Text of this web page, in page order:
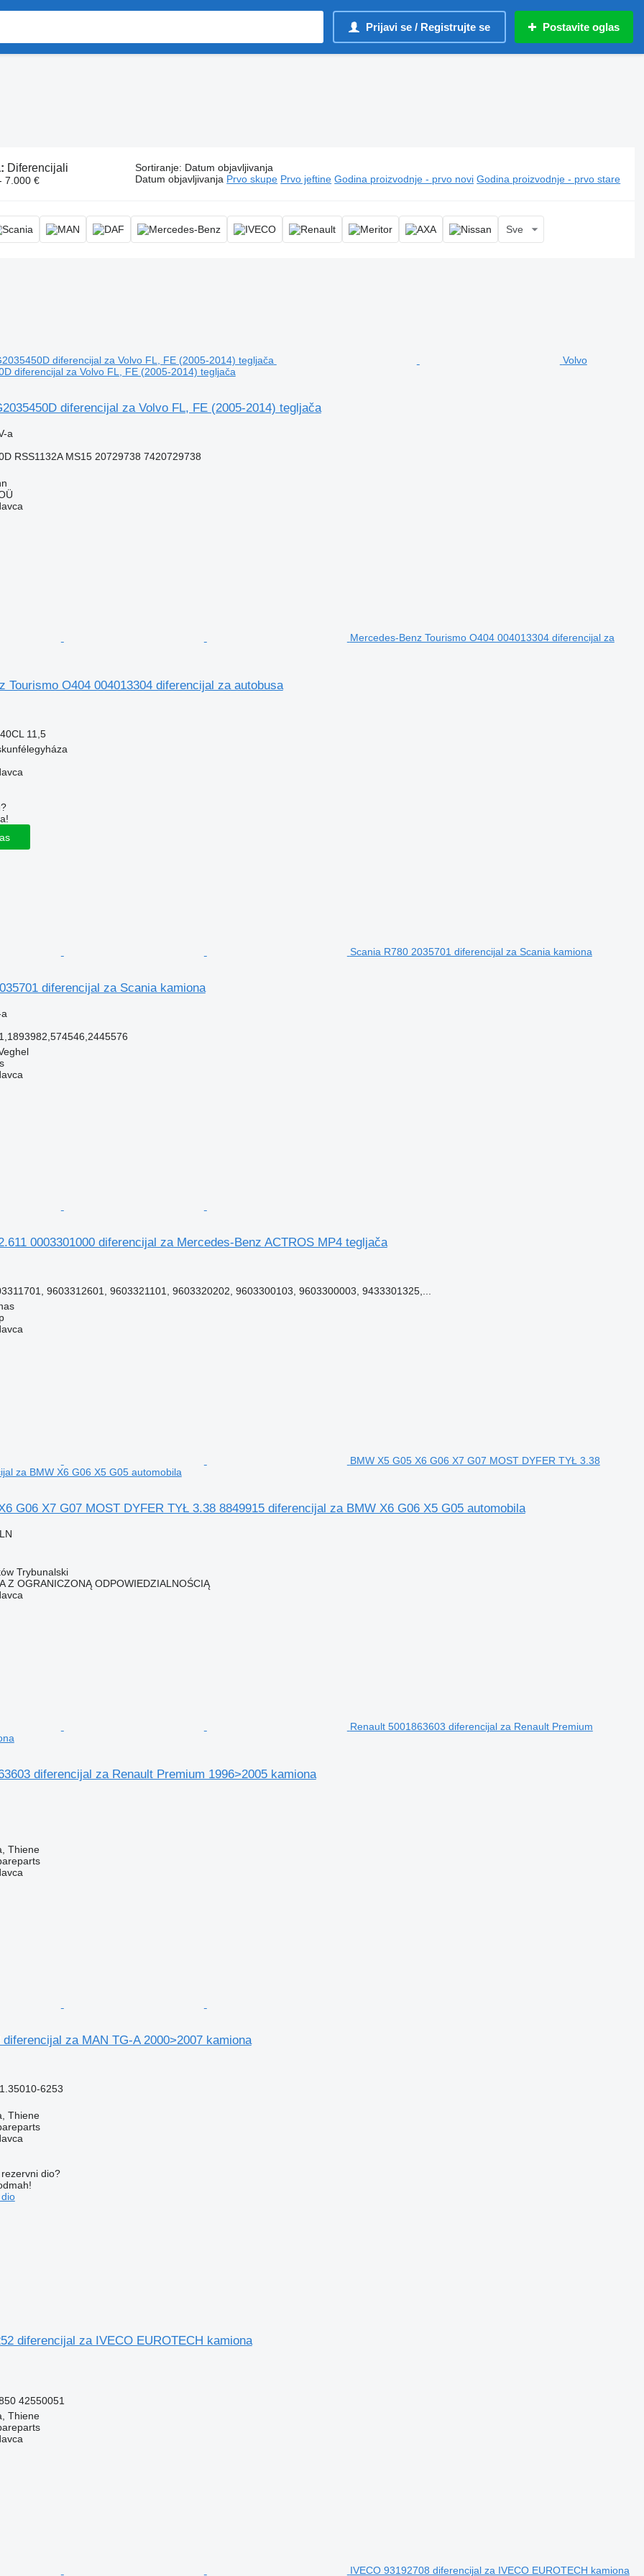
Prijavi se / Registrujte se Postavite oglas
Diferencijali
7.000 €
Sortiranje: Datum objavljivanja
Datum objavljivanja Prvo skupe Prvo jeftine Godina proizvodnje - prvo novi Godina proizvodnje - prvo stare
Sve
Volvo
diferencijal za Volvo FL, FE (2005-2014) tegljača
diferencijal za Volvo FL, FE (2005-2014) tegljača
a
RSS1132A MS15 20729738 7420729738
Mercedes-Benz Tourismo O404 004013304 diferencijal za
Tourismo O404 004013304 diferencijal za autobusa
11,5
Scania R780 2035701 diferencijal za Scania kamiona
diferencijal za Scania kamiona
0003301000 diferencijal za Mercedes-Benz ACTROS MP4 tegljača
9603312601, 9603321101, 9603320202, 9603300103, 9603300003, 9433301325,...
BMW X5 G05 X6 G06 X7 G07 MOST DYFER TYŁ 3.38
za BMW X6 G06 X5 G05 automobila
G06 X7 G07 MOST DYFER TYŁ 3.38 8849915 diferencijal za BMW X6 G06 X5 G05 automobila
Trybunalski
Z OGRANICZONĄ ODPOWIEDZIALNOŚCIĄ
Renault 5001863603 diferencijal za Renault Premium
diferencijal za Renault Premium 1996>2005 kamiona
Thiene
diferencijal za MAN TG-A 2000>2007 kamiona
6253
Thiene
dio?
diferencijal za IVECO EUROTECH kamiona
42550051
Thiene
IVECO 93192708 diferencijal za IVECO EUROTECH kamiona